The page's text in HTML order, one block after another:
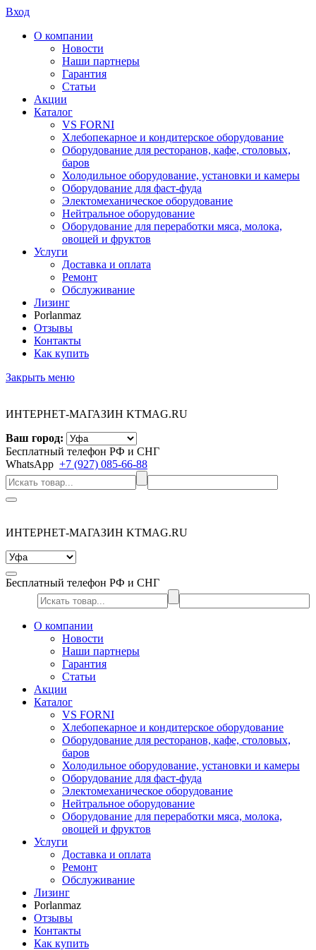
Вход
О компании
Новости
Наши партнеры
Гарантия
Статьи
Акции
Каталог
VS FORNI
Хлебопекарное и кондитерское оборудование
Оборудование для ресторанов, кафе, столовых,
баров
Холодильное оборудование, установки и камеры
Оборудование для фаст-фуда
Электомеханическое оборудование
Нейтральное оборудование
Оборудование для переработки мяса, молока,
овощей и фруктов
Услуги
Доставка и оплата
Ремонт
Обслуживание
Лизинг
Porlanmaz
Отзывы
Контакты
Как купить
Закрыть меню
ИНТЕРНЕТ-МАГАЗИН KTMAG.RU
Ваш город:
Бесплатный телефон РФ и СНГ
WhatsApp +7 (927) 085-66-88
ИНТЕРНЕТ-МАГАЗИН KTMAG.RU
Бесплатный телефон РФ и СНГ
О компании
Новости
Наши партнеры
Гарантия
Статьи
Акции
Каталог
VS FORNI
Хлебопекарное и кондитерское оборудование
Оборудование для ресторанов, кафе, столовых,
баров
Холодильное оборудование, установки и камеры
Оборудование для фаст-фуда
Электомеханическое оборудование
Нейтральное оборудование
Оборудование для переработки мяса, молока,
овощей и фруктов
Услуги
Доставка и оплата
Ремонт
Обслуживание
Лизинг
Porlanmaz
Отзывы
Контакты
Как купить